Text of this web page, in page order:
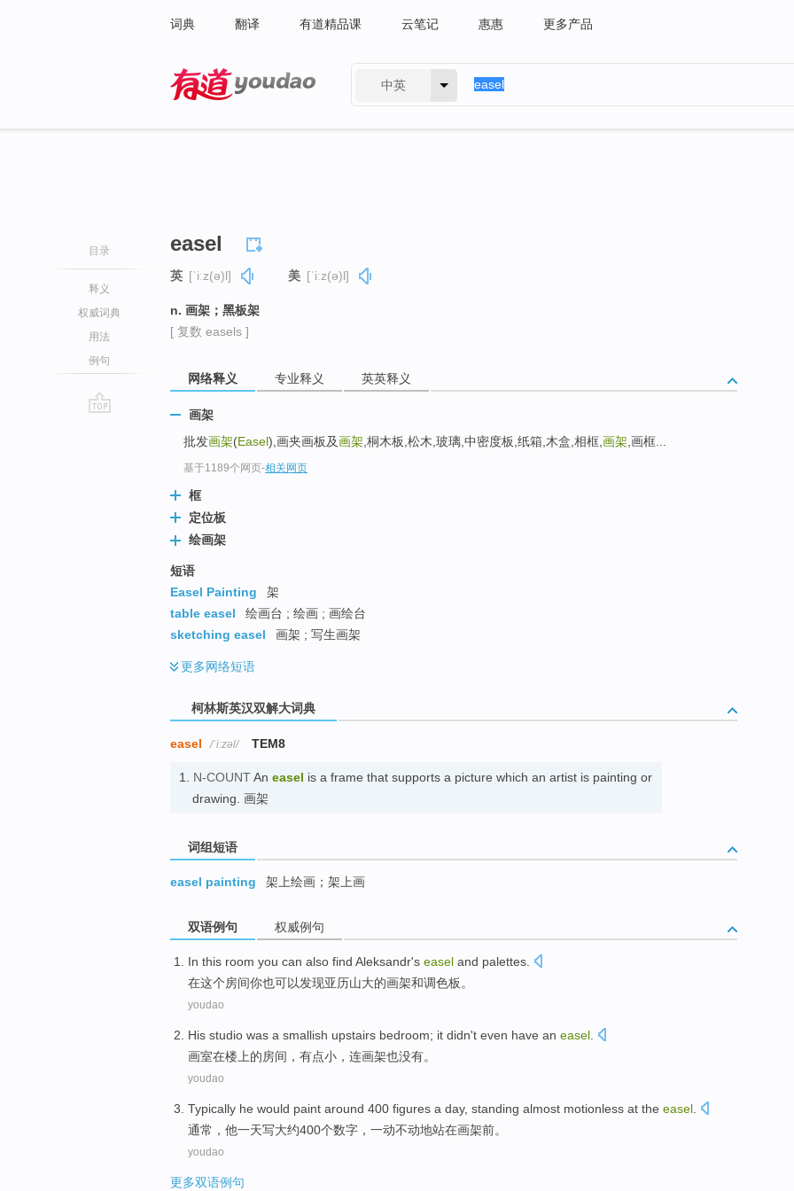
词典 翻译 有道精品课 云笔记 惠惠 更多产品
中英
目录
释义
权威词典
用法
例句
easel
英 [ˈiːz(ə)l] 美 [ˈiːz(ə)l]
n. 画架；黑板架
[ 复数 easels ]
网络释义 专业释义 英英释义
画架
批发画架(Easel),画夹画板及画架 ,桐木板,松木,玻璃,中密度板,纸箱,木盒,相框, 画架 ,画框...
基于1189个网页-相关网页
框
定位板
绘画架
短语
Easel Painting
架
table easel
绘画台 ; 绘画 ; 画绘台
sketching easel
画架 ; 写生画架
更多网络短语
柯林斯英汉双解大词典
easel /ˈiːzəl/ TEM8
1. N-COUNTAn easel is a frame that supports a picture which an artist is painting or
drawing. 画架
词组短语
easel painting 架上绘画；架上画
双语例句 权威例句
In this room you can also find Aleksandr's easel and palettes
在这个房间你也可以发现亚历山大的画架和调色板 。
youdao
His studio was a smallish upstairs bedroom; it didn't even have an easel
画室在楼上的房间 ， 有点小， 连画架也没有。
youdao
Typically he would paint around 400 figures a day, standing almost motionless at the easel
通常 ， 他一天写大约400个数字 ， 一动不动地站在画架前。
youdao
更多双语例句